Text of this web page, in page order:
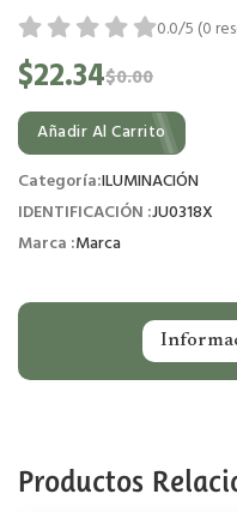
0.0/5 (0
$22.34$0.00
Añadir Al Carrito
Categoría:ILUMINACIÓN
IDENTIFICACIÓN :JU0318X
Marca :Marca
Productos